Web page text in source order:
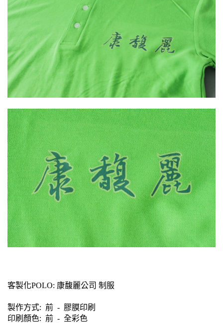
客製化POLO: 康馥麗公司 制服
製作方式: 前 - 膠膜印刷
印刷顏色: 前 - 全彩色